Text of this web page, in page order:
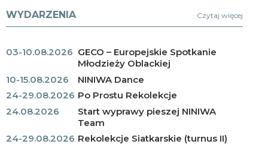
WYDARZENIA Czytaj więcej
03-10.08.2026 GECO – Europejskie Spotkanie
Młodzieży Oblackiej
10-15.08.2026
NINIWA Dance
24-29.08.2026 Po Prostu Rekolekcje
24.08.2026
Start wyprawy pieszej NINIWA
Team
24-29.08.2026 Rekolekcje Siatkarskie (turnus II)